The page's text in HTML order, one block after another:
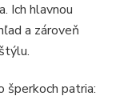
Ich hlavnou
a zároveň
šperkoch patria: